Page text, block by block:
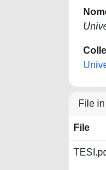
File
File